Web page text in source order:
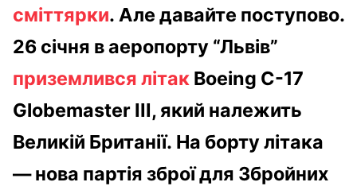
сміттярки. Але давайте поступово.
26 січня в аеропорту “Львів”
приземлився літак Boeing C-17
Globemaster III, який належить
Великій Британії. На борту літака
—нова партія зброї для Збройних